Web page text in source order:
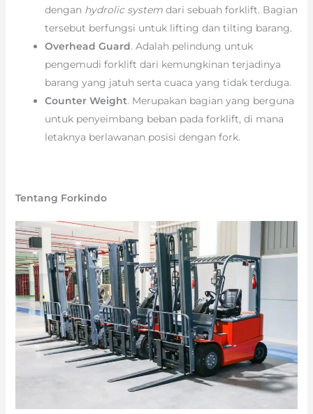
dengan hydrolic systemdari sebuah forklift. Bagian
tersebut berfungsi untuk lifting dan tilting barang.
Overhead Guard. Adalah pelindung untuk
pengemudi forklift dari kemungkinan terjadinya
barang yang jatuh serta cuaca yang tidak terduga.
Counter Weight. Merupakan bagian yang berguna
untuk penyeimbang beban pada forklift, di mana
letaknya berlawanan posisi dengan fork.
Tentang Forkindo